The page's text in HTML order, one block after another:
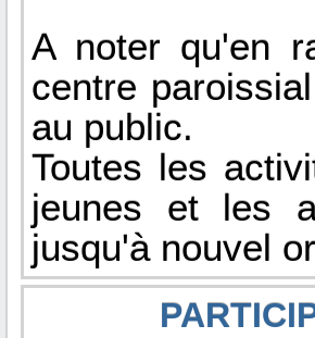
A noter qu'en
centre
au public.
Toutes les
jeunes et les
jusqu'à nouvel